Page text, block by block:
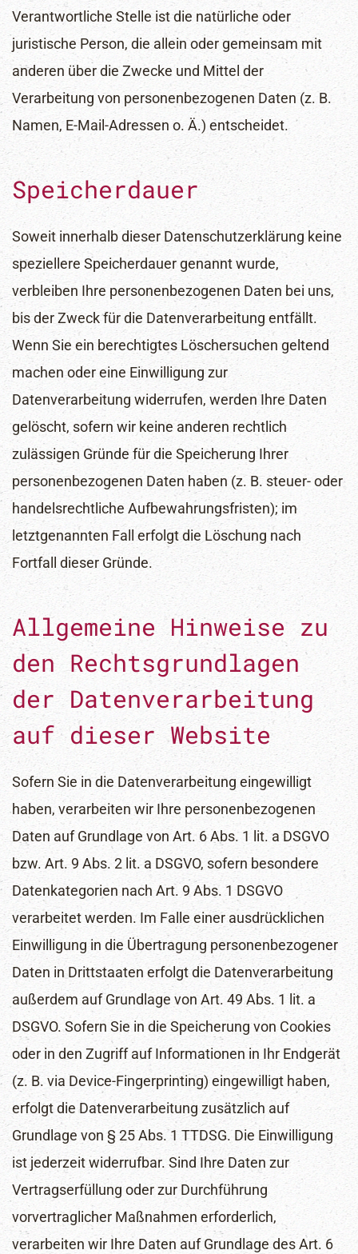
Verantwortliche Stelle ist die natürliche oder
juristische Person, die allein oder gemeinsam mit
anderen über die Zwecke und Mittel der
Verarbeitung von personenbezogenen Daten (z. B.
Namen, E-Mail-Adressen o. Ä.) entscheidet.
Speicherdauer
Soweit innerhalb dieser Datenschutzerklärung keine
speziellere Speicherdauer genannt wurde,
verbleiben Ihre personenbezogenen Daten bei uns,
bis der Zweck für die Datenverarbeitung entfällt.
Wenn Sie ein berechtigtes Löschersuchen geltend
machen oder eine Einwilligung zur
Datenverarbeitung widerrufen, werden Ihre Daten
gelöscht, sofern wir keine anderen rechtlich
zulässigen Gründe für die Speicherung Ihrer
personenbezogenen Daten haben (z. B. steuer- oder
handelsrechtliche Aufbewahrungsfristen); im
letztgenannten Fall erfolgt die Löschung nach
Fortfall dieser Gründe.
Allgemeine Hinweise zu
den Rechtsgrundlagen
der Datenverarbeitung
auf dieser Website
Sofern Sie in die Datenverarbeitung eingewilligt
haben, verarbeiten wir Ihre personenbezogenen
Daten auf Grundlage von Art. 6 Abs. 1 lit. a DSGVO
bzw. Art. 9 Abs. 2 lit. a DSGVO, sofern besondere
Datenkategorien nach Art. 9 Abs. 1 DSGVO
verarbeitet werden. Im Falle einer ausdrücklichen
Einwilligung in die Übertragung personenbezogener
Daten in Drittstaaten erfolgt die Datenverarbeitung
außerdem auf Grundlage von Art. 49 Abs. 1 lit. a
DSGVO. Sofern Sie in die Speicherung von Cookies
oder in den Zugriff auf Informationen in Ihr Endgerät
(z. B. via Device-Fingerprinting) eingewilligt haben,
erfolgt die Datenverarbeitung zusätzlich auf
Grundlage von § 25 Abs. 1 TTDSG. Die Einwilligung
ist jederzeit widerrufbar. Sind Ihre Daten zur
Vertragserfüllung oder zur Durchführung
vorvertraglicher Maßnahmen erforderlich,
verarbeiten wir Ihre Daten auf Grundlage des Art. 6